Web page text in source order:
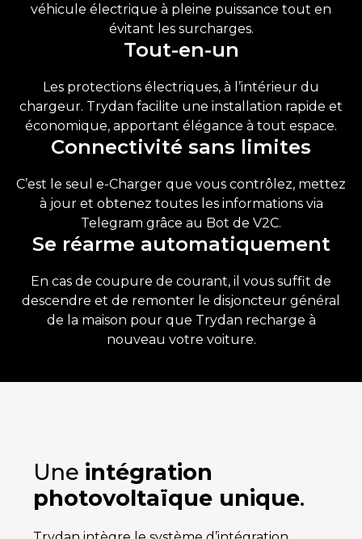
véhicule électrique à pleine puissance tout en
évitant les surcharges.
Tout-en-un
Les protections électriques, à l’intérieur du
chargeur. Trydan facilite une installation rapide et
économique, apportant élégance à tout espace.
Connectivité sans limites
C’est le seul e-Charger que vous contrôlez, mettez
à jour et obtenez toutes les informations via
Telegram grâce au Bot de V2C.
Se réarme automatiquement
En cas de coupure de courant, il vous suffit de
descendre et de remonter le disjoncteur général
de la maison pour que Trydan recharge à
nouveau votre voiture.
Une intégration
photovoltaïque unique.